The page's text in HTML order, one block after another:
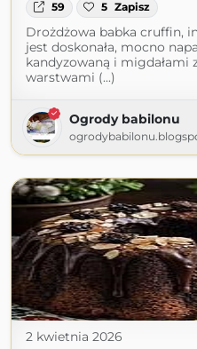
59 5 Zapisz
Drożdżowa babka cruffin,
jest doskonała, mocno
kandyzowaną i
warstwami (...)
Ogrody babilonu
2 kwietnia 2026